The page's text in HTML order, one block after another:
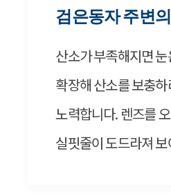
검은동자 주변
산소가 부족해지면
확장해 산소를 보충
노력합니다. 렌즈를
실핏줄이 도드라져